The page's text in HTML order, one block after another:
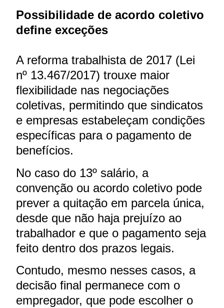
Possibilidade de acordo coletivo
define exceções
A reforma trabalhista de 2017 (Lei
nº 13.467/2017) trouxe maior
flexibilidade nas negociações
coletivas, permitindo que sindicatos
e empresas estabeleçam condições
específicas para o pagamento de
benefícios.
No caso do 13º salário, a
convenção ou acordo coletivo pode
prever a quitação em parcela única,
desde que não haja prejuízo ao
trabalhador e que o pagamento seja
feito dentro dos prazos legais.
Contudo, mesmo nesses casos, a
decisão final permanece com o
empregador, que pode escolher o